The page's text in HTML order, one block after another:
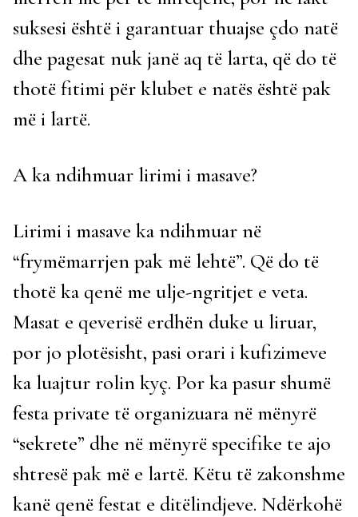
suksesi është i garantuar thuajse çdo natë
dhe pagesat nuk janë aq të larta, që do të
thotë fitimi për klubet e natës është pak
më i lartë.
A ka ndihmuar lirimi i masave?
Lirimi i masave ka ndihmuar në
“frymëmarrjen pak më lehtë”. Që do të
thotë ka qenë me ulje-ngritjet e veta.
Masat e qeverisë erdhën duke u liruar,
por jo plotësisht, pasi orari i kufizimeve
ka luajtur rolin kyç. Por ka pasur shumë
festa private të organizuara në mënyrë
“sekrete” dhe në mënyrë specifike te ajo
shtresë pak më e lartë. Këtu të zakonshme
kanë qenë festat e ditëlindjeve. Ndërkohë